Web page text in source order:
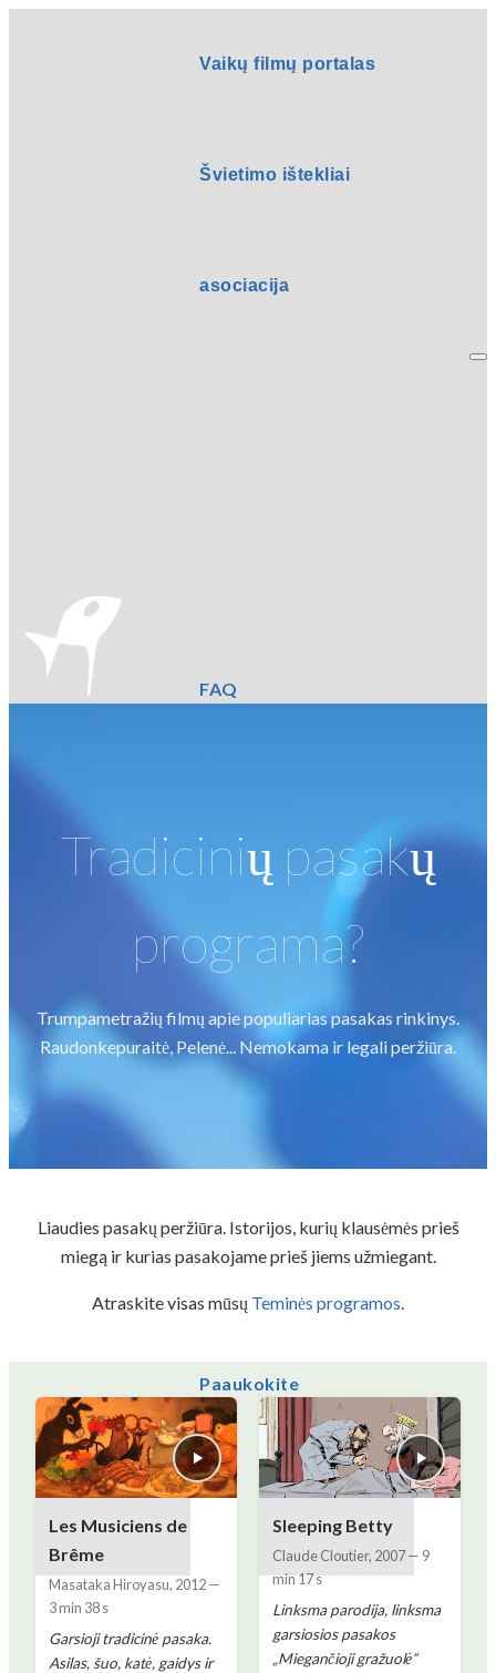
Vaikų filmų portalas
Švietimo ištekliai
asociacija
FAQ
Paaukokite
Tradicinių pasakų
programa?
Trumpametražių filmų apie populiarias pasakas rinkinys.
Raudonkepuraitė, Pelenė... Nemokama ir legali peržiūra.
Liaudies pasakų peržiūra. Istorijos, kurių klausėmės prieš
miegą ir kurias pasakojame prieš jiems užmiegant.
Atraskite visas mūsų Teminės programos.
Les Musiciens de
Brême
Masataka Hiroyasu, 2012—
3 min 38 s
Garsioji tradicinė pasaka.
Asilas, šuo, katė, gaidys ir
Sleeping Betty
Claude Cloutier, 2007— 9
min 17 s
Linksma parodija, linksma
garsiosios pasakos
„Miegančioji gražuolė“